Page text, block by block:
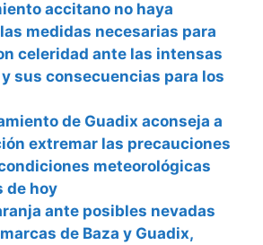
accitano no haya
medidas necesarias para
celeridad ante las intensas
sus consecuencias para los
de Guadix aconseja a
extremar las precauciones
meteorológicas
de hoy
ante posibles nevadas
de Baza y Guadix,